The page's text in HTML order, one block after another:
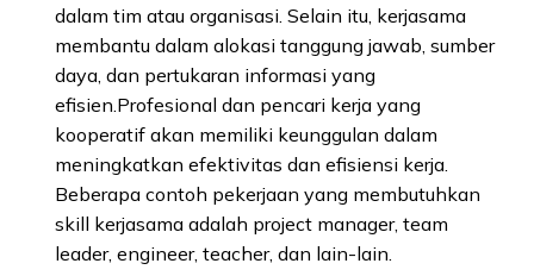
dalam tim atau organisasi. Selain itu, kerjasama
membantu dalam alokasi tanggung jawab, sumber
daya, dan pertukaran informasi yang
efisien.Profesional dan pencari kerja yang
kooperatif akan memiliki keunggulan dalam
meningkatkan efektivitas dan efisiensi kerja.
Beberapa contoh pekerjaan yang membutuhkan
skill kerjasama adalah project manager, team
leader, engineer, teacher, dan lain-lain.